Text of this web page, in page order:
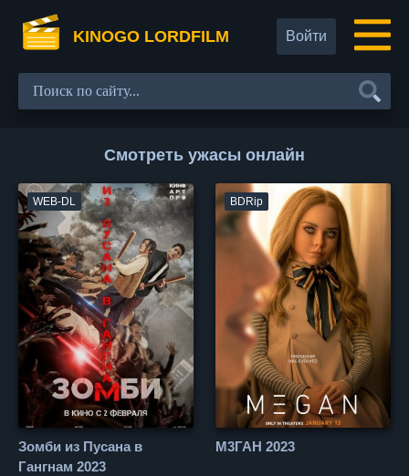
KINOGO LORDFILM Войти
Смотреть ужасы онлайн
WEB-DL
Зомби из Пусана в
Гангнам 2023
BDRip
М3ГАН 2023